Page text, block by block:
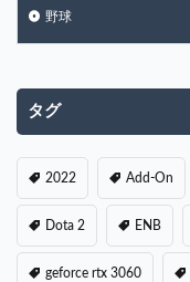
野球
タグ
2022 Add-On
Dota 2 ENB
geforce rtx 3060